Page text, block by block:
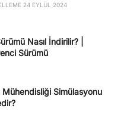
24 EYLÜL 2024
Nasıl İndirilir? |
Sürümü
Simülasyonu